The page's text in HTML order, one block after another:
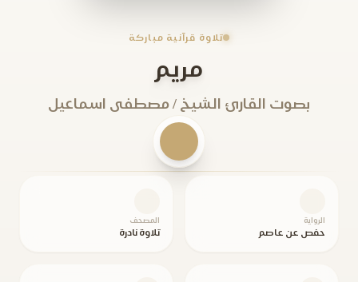
تلاوة قرآنية مباركة
مريم
بصوت القارئ الشيخ / مصطفى اسماعيل
الرواية
حفص عن عاصم
المصحف
تلاوة نادرة